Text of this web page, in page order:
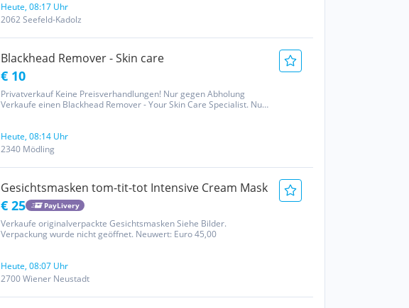
Heute, 08:17 Uhr
2062 Seefeld-Kadolz
Blackhead Remover - Skin care
€ 10
Privatverkauf Keine Preisverhandlungen! Nur gegen Abholung
Verkaufe einen Blackhead Remover - Your Skin Care Specialist. Nur
Heute, 08:14 Uhr
2340 Mödling
Gesichtsmasken tom-tit-tot Intensive Cream Mask
€ 25 PayLivery
Verkaufe originalverpackte Gesichtsmasken Siehe Bilder.
Verpackung wurde nicht geöffnet. Neuwert: Euro 45,00
Heute, 08:07 Uhr
2700 Wiener Neustadt